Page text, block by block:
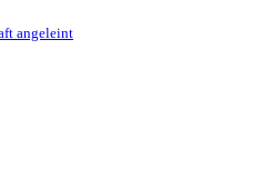
angeleint